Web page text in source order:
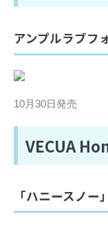
アンプルラブフ
10月30日発売
VECUA
「ハニースノー」